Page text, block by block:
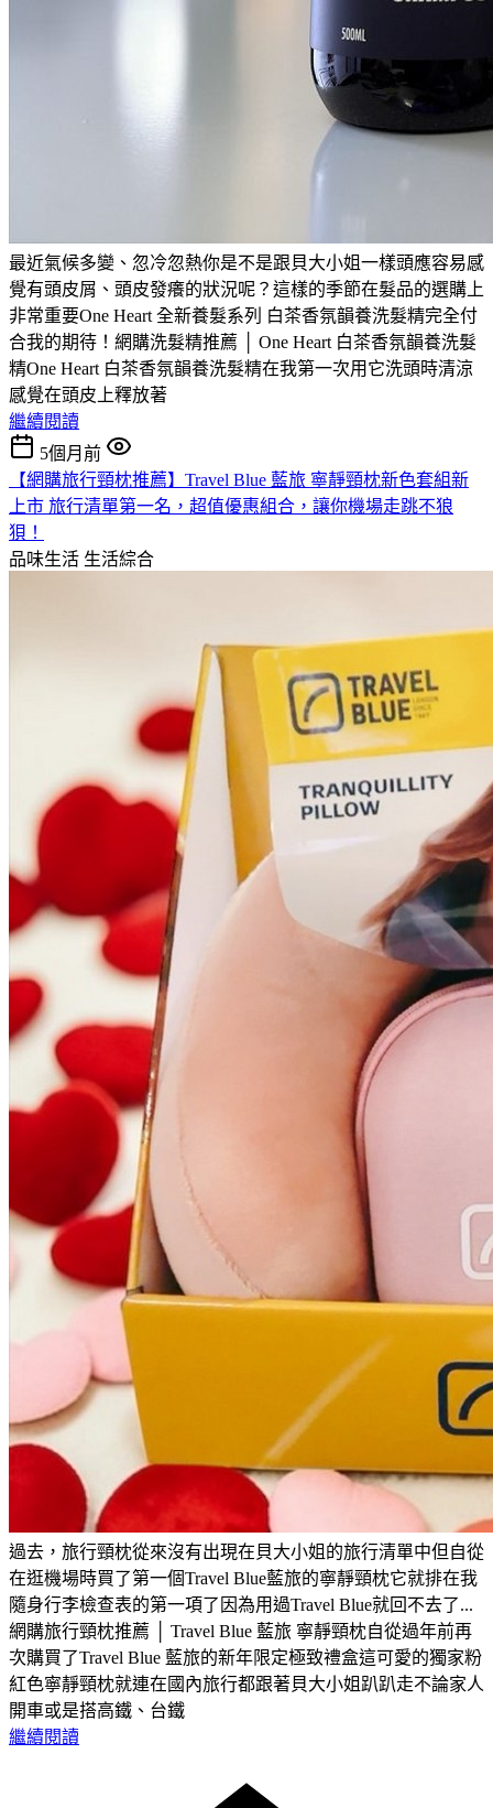
最近氣候多變、忽冷忽熱你是不是跟貝大小姐一樣頭應容易感
覺有頭皮屑、頭皮發癢的狀況呢？這樣的季節在髮品的選購上
非常重要One Heart 全新養髮系列 白茶香氛韻養洗髮精完全付
合我的期待！網購洗髮精推薦 │ One Heart 白茶香氛韻養洗髮
精One Heart 白茶香氛韻養洗髮精在我第一次用它洗頭時清涼
感覺在頭皮上釋放著
繼續閱讀
5個月前
【網購旅行頸枕推薦】Travel Blue 藍旅 寧靜頸枕新色套組新
上市 旅行清單第一名，超值優惠組合，讓你機場走跳不狼
狽！
品味生活 生活綜合
過去，旅行頸枕從來沒有出現在貝大小姐的旅行清單中但自從
在逛機場時買了第一個Travel Blue藍旅的寧靜頸枕它就排在我
隨身行李檢查表的第一項了因為用過Travel Blue就回不去了...
網購旅行頸枕推薦 │ Travel Blue 藍旅 寧靜頸枕自從過年前再
次購買了Travel Blue 藍旅的新年限定極致禮盒這可愛的獨家粉
紅色寧靜頸枕就連在國內旅行都跟著貝大小姐趴趴走不論家人
開車或是搭高鐵、台鐵
繼續閱讀